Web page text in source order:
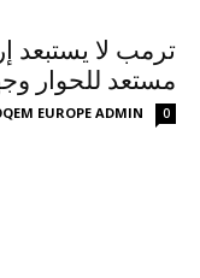
ترمب لا يستبعد
مستعد للحوار
EUROPE ADMIN 0